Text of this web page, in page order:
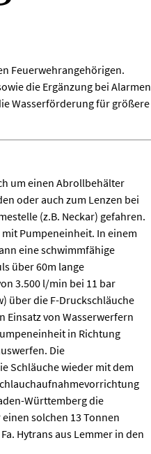
Feuerwehrangehörigen.
die Ergänzung bei Alarmen
Wasserförderung für größere
um einen Abrollbehälter
oder auch zum Lenzen bei
(z.B. Neckar) gefahren.
Pumpeneinheit. In einem
eine schwimmfähige
über 60m lange
3.500 l/min bei 11 bar
über die F-Druckschläuche
Einsatz von Wasserwerfern
in Richtung
Die
Schläuche wieder mit dem
Württemberg die
solchen 13 Tonnen
Hytrans aus Lemmer in den